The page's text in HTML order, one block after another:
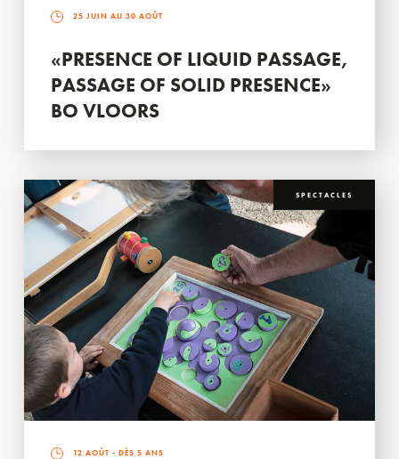
25 JUIN AU 30 AOÛT
«PRESENCE OF LIQUID PASSAGE,
PASSAGE OF SOLID PRESENCE»
BO VLOORS
SPECTACLES
12 AOÛT - DÈS 5 ANS